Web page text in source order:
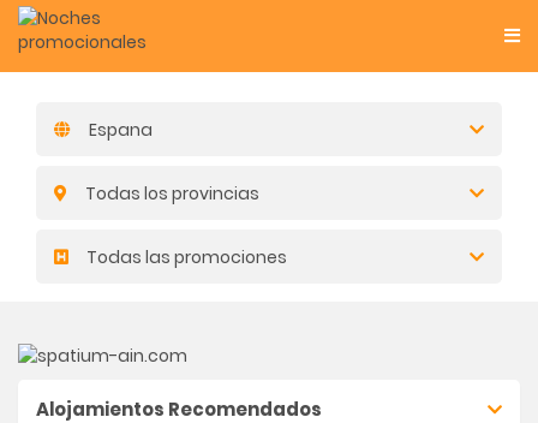
Espana
Todas los provincias
Todas las promociones
Alojamientos Recomendados